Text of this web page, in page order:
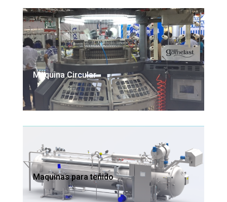
Maquina Circular
Maquinas para teñido